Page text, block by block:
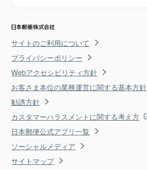
サイトのご利用について
プライバシーポリシー
Webアクセシビリティ方針
お客さま本位の業務運営に関する基本方針
勧誘方針
カスタマーハラスメントに関する考え方
日本郵便公式アプリ一覧
ソーシャルメディア
サイトマップ